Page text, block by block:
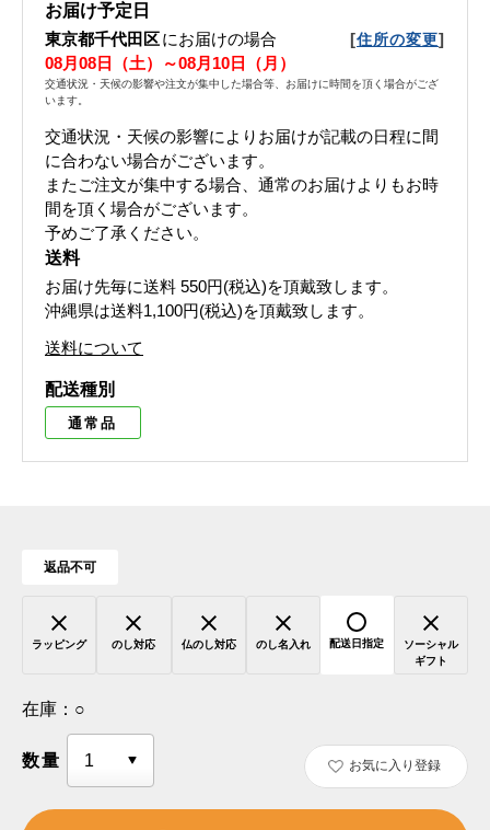
お届け予定日
東京都千代田区にお届けの場合 [住所の変更]
08月08日（土）～08月10日（月）
交通状況・天候の影響や注文が集中した場合等、お届けに時間を頂く場合がござ
います。
交通状況・天候の影響によりお届けが記載の日程に間
に合わない場合がございます。
またご注文が集中する場合、通常のお届けよりもお時
間を頂く場合がございます。
予めご了承ください。
送料
お届け先毎に送料 550円(税込)を頂戴致します。
沖縄県は送料1,100円(税込)を頂戴致します。
送料について
配送種別
通常品
返品不可
ラッピング のし対応 仏のし対応 のし名入れ 配送日指定
ソーシャル
ギフト
在庫： ○
数量 お気に入り登録